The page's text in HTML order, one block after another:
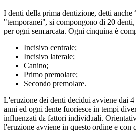
I denti della prima dentizione, detti anche
"temporanei", si compongono di 20
per ogni semiarcata. Ogni cinquina è
Incisivo centrale;
Incisivo laterale;
Canino;
Primo premolare;
Secondo premolare.
L'eruzione dei denti decidui avviene dai
anni ed ogni dente fuoriesce in tempi
influenzati da fattori individuali.
l'eruzione avviene in questo ordine e con